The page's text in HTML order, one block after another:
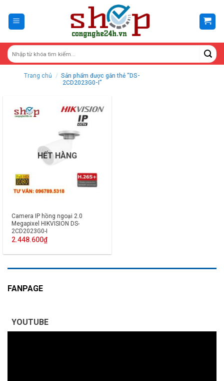
content
Trang chủ / Sản phẩm được gắn thẻ “DS-
2CD2023G0-I”
HẾT HÀNG
Camera IP hồng ngoại 2.0
Megapixel HIKVISION DS-
2CD2023G0-I
2.448.600₫
FANPAGE
YOUTUBE